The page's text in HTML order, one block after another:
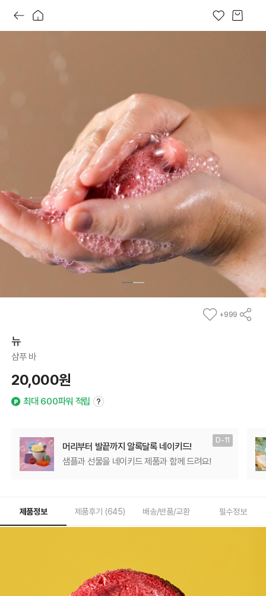
+999
뉴
샴푸 바
20,000원
최대 600파워 적립
머리부터 발끝까지 알록달록 네이키드!
샘플과 선물을 네이키드 제품과 함께 드려요!
D-11
제품정보 제품후기 (645) 배송/반품/교환 필수정보